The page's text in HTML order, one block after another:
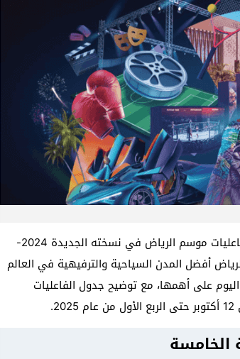
يستعد جميع أبناء المملكة والوافدين من كل مكان، لاستقبال أقوى فاعليات موسم الرياض في نسخته الجديدة 2024-
أفضل المدن السياحية والترفيهية في العالم
على أهمها، مع توضيح جدول الفاعليات
الخامسة